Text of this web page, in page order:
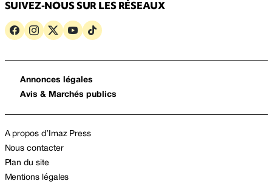
SUIVEZ-NOUS SUR LES RÉSEAUX
Annonces légales
Avis & Marchés publics
A propos d’Imaz Press
Nous contacter
Plan du site
Mentions légales